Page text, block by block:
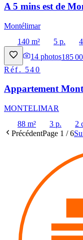
A 5 mins est de
Montélimar
140 m²
5 p.
14 photos185
Réf. 540
Appartement
MONTELIMAR
88 m²
3 p.
2
PrécédentPage 1 /6